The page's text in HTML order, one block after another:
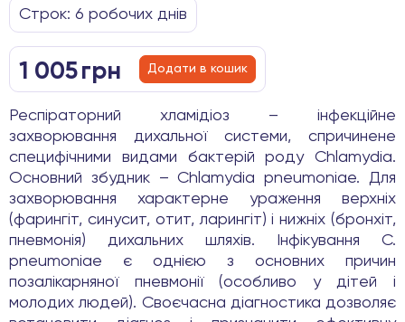
Строк: 6 робочих днів
1 005грн Додати в кошик
Респіраторний хламідіоз – інфекційне
захворювання дихальної системи, спричинене
специфічними видами бактерій роду Chlamydia.
Основний збудник – Chlamydia pneumoniae. Для
захворювання характерне ураження верхніх
(фарингіт, синусит, отит, ларингіт) і нижніх (бронхіт,
пневмонія) дихальних шляхів. Інфікування C.
pneumoniae є однією з основних причин
позалікарняної пневмонії (особливо у дітей і
молодих людей). Своєчасна діагностика дозволяє